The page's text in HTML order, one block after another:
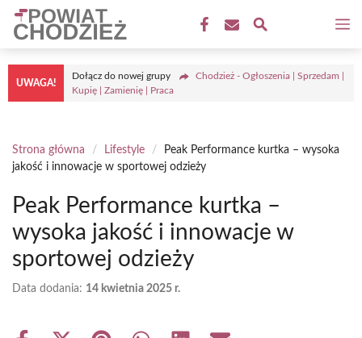
Przejdź
treści
UWAGA!
Dołącz do nowej grupy
Chodzież - Ogłoszenia | Sprzedam |
Kupię | Zamienię | Praca
Strona główna / Lifestyle /
Peak Performance kurtka – wysoka
jakość i innowacje w sportowej odzieży
Peak Performance kurtka –
wysoka jakość i innowacje w
sportowej odzieży
Data dodania: 14 kwietnia 2025 r.